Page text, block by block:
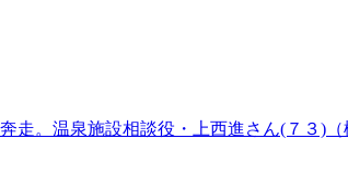
。温泉施設相談役・上西進さん(７３)（